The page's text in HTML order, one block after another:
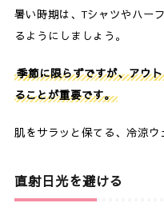
暑い時期は、Tシャツやハー
るようにしましょう。
季節に限らずですが、アウ
ることが重要です。
肌をサラッと保てる、冷涼ウ
直射日光を避ける